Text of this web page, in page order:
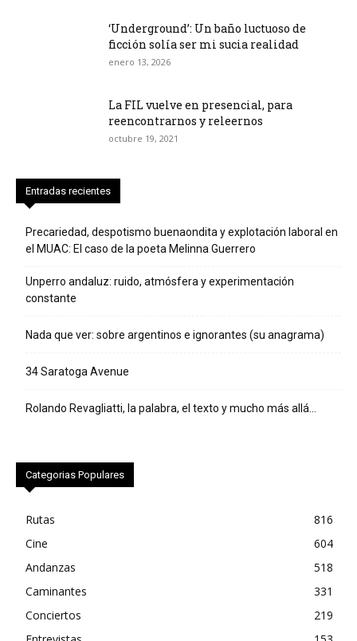
‘Underground’: Un baño luctuoso de
ficción solía ser mi sucia realidad
enero 13, 2026
La FIL vuelve en presencial, para
reencontrarnos y releernos
octubre 19, 2021
Entradas recientes
Precariedad, despotismo buenaondita y explotación laboral en
el MUAC: El caso de la poeta Melinna Guerrero
Unperro andaluz: ruido, atmósfera y experimentación
constante
Nada que ver: sobre argentinos e ignorantes (su anagrama)
34 Saratoga Avenue
Rolando Revagliatti, la palabra, el texto y mucho más allá…
Categorias Populares
Rutas
816
Cine
604
Andanzas
518
Caminantes
331
Conciertos
219